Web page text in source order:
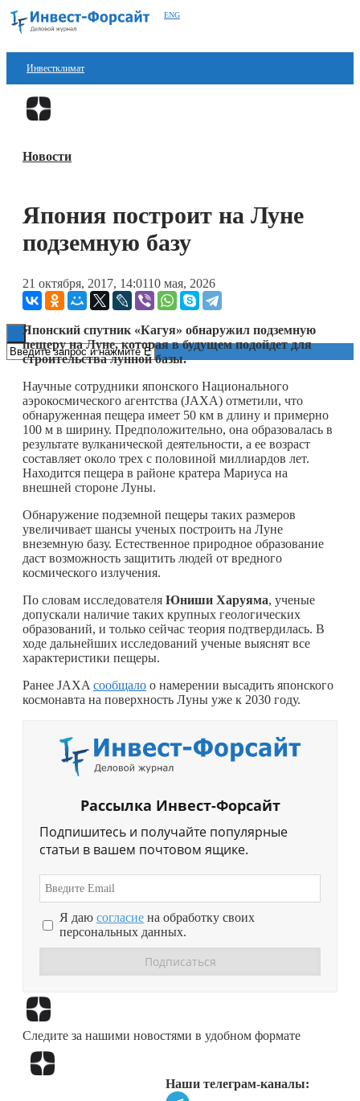
ENG
Инвестклимат
Финансы
Блокчейн
Книги
Новости
Япония построит на Луне
подземную базу
21 октября, 2017, 14:0110 мая, 2026
Японский спутник «Кагуя» обнаружил подземную
пещеру на Луне, которая в будущем подойдет для
строительства лунной базы.
Научные сотрудники японского Национального
аэрокосмического агентства (JAXA) отметили, что
обнаруженная пещера имеет 50 км в длину и примерно
100 м в ширину. Предположительно, она образовалась в
результате вулканической деятельности, а ее возраст
составляет около трех с половиной миллиардов лет.
Находится пещера в районе кратера Мариуса на
внешней стороне Луны.
Обнаружение подземной пещеры таких размеров
увеличивает шансы ученых построить на Луне
внеземную базу. Естественное природное образование
даст возможность защитить людей от вредного
космического излучения.
По словам исследователя Юниши Харуяма, ученые
допускали наличие таких крупных геологических
образований, и только сейчас теория подтвердилась. В
ходе дальнейших исследований ученые выяснят все
характеристики пещеры.
Ранее JAXA сообщало о намерении высадить японского
космонавта на поверхность Луны уже к 2030 году.
Рассылка Инвест-Форсайт
Подпишитесь и получайте популярные
статьи в вашем почтовом ящике.
Я даю согласие на обработку своих
персональных данных.
Следите за нашими новостями в удобном формате
Наши телеграм-каналы: